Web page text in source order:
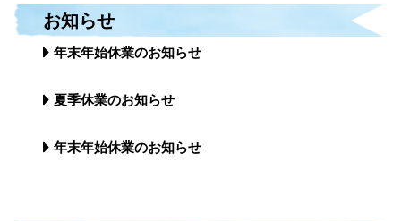
お知らせ
年末年始休業のお知らせ
夏季休業のお知らせ
年末年始休業のお知らせ